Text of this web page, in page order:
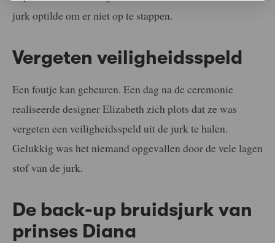
jurk optilde om er niet op te stappen.
Vergeten veiligheidsspeld
Een foutje kan gebeuren. Een dag na de ceremonie
realiseerde designer Elizabeth zich plots dat ze was
vergeten een veiligheidsspeld uit de jurk te halen.
Gelukkig was het niemand opgevallen door de vele lagen
stof van de jurk.
De back-up bruidsjurk van
prinses Diana